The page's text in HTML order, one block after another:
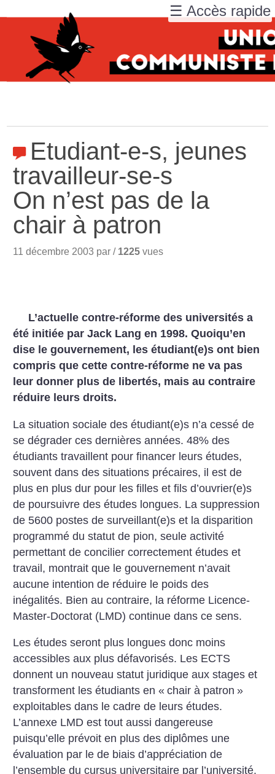
Etudiant-e-s, jeunes
travailleur-se-s
On n’est pas de la
chair à patron
11 décembre 2003 par / 1225 vues
L’actuelle contre-réforme des universités a
été initiée par Jack Lang en 1998. Quoiqu’en
dise le gouvernement, les étudiant(e)s ont bien
compris que cette contre-réforme ne va pas
leur donner plus de libertés, mais au contraire
réduire leurs droits.
La situation sociale des étudiant(e)s n’a cessé de
se dégrader ces dernières années. 48% des
étudiants travaillent pour financer leurs études,
souvent dans des situations précaires, il est de
plus en plus dur pour les filles et fils d’ouvrier(e)s
de poursuivre des études longues. La suppression
de 5600 postes de surveillant(e)s et la disparition
programmé du statut de pion, seule activité
permettant de concilier correctement études et
travail, montrait que le gouvernement n’avait
aucune intention de réduire le poids des
inégalités. Bien au contraire, la réforme Licence-
Master-Doctorat (LMD) continue dans ce sens.
Les études seront plus longues donc moins
accessibles aux plus défavorisés. Les ECTS
donnent un nouveau statut juridique aux stages et
transforment les étudiants en « chair à patron »
exploitables dans le cadre de leurs études.
L’annexe LMD est tout aussi dangereuse
puisqu’elle prévoit en plus des diplômes une
évaluation par le de biais d’appréciation de
l’ensemble du cursus universitaire par l’université.
☰ Accès rapide